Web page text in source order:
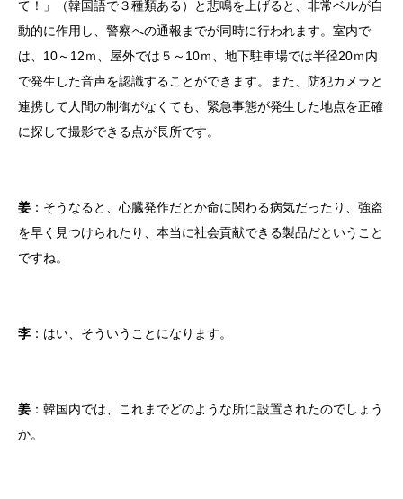
て！」（韓国語で３種類ある）と悲鳴を上げると、非常ベルが自
動的に作用し、警察への通報までが同時に行われます。室内で
は、10～12ｍ、屋外では５～10ｍ、地下駐車場では半径20ｍ内
で発生した音声を認識することができます。また、防犯カメラと
連携して人間の制御がなくても、緊急事態が発生した地点を正確
に探して撮影できる点が長所です。
姜 ：そうなると、心臓発作だとか命に関わる病気だったり、強盗
を早く見つけられたり、本当に社会貢献できる製品だということ
ですね。
李 ：はい、そういうことになります。
姜 ：韓国内では、これまでどのような所に設置されたのでしょう
か。